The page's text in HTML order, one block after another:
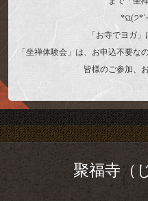
「お寺でヨガ
「坐禅体験会」は、お申込不要な
皆様のご参加、
聚福寺（